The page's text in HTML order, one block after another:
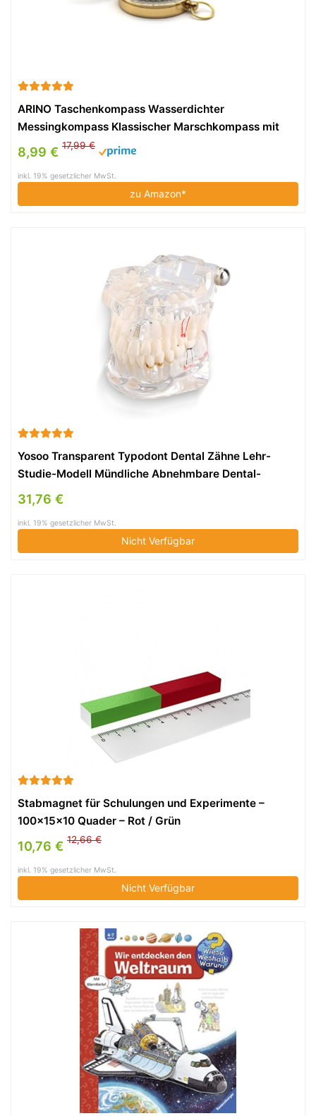
ARINO Taschenkompass Wasserdichter
Messingkompass Klassischer Marschkompass mit
Leuchtziffern für Camping Marsch Outdoor
8,99 € 17,99 €
inkl. 19% gesetzlicher MwSt.
zu Amazon*
Yosoo Transparent Typodont Dental Zähne Lehr-
Studie-Modell Mündliche Abnehmbare Dental-
Pädagogisches Modell
31,76 €
inkl. 19% gesetzlicher MwSt.
Nicht Verfügbar
Stabmagnet für Schulungen und Experimente –
100x15x10 Quader – Rot / Grün
10,76 € 12,66 €
inkl. 19% gesetzlicher MwSt.
Nicht Verfügbar